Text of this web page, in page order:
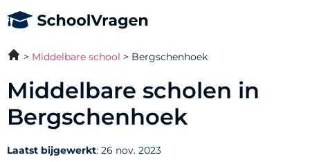
Middelbare school Bergschenhoek
Middelbare scholen in
Bergschenhoek
Laatst bijgewerkt: 26 nov. 2023